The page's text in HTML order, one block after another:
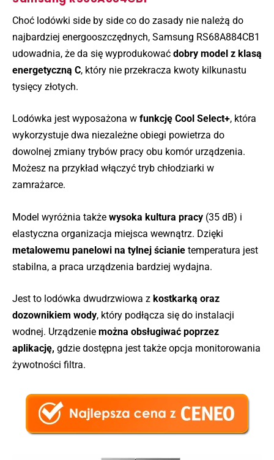
Choć lodówki side by side co do zasady nie należą do
najbardziej energooszczędnych, Samsung RS68A884CB1
udowadnia, że da się wyprodukować dobry model z klasą
energetyczną C, który nie przekracza kwoty kilkunastu
tysięcy złotych.
Lodówka jest wyposażona w funkcję Cool Select+, która
wykorzystuje dwa niezależne obiegi powietrza do
dowolnej zmiany trybów pracy obu komór urządzenia.
Możesz na przykład włączyć tryb chłodziarki w
zamrażarce.
Model wyróżnia także wysoka kultura pracy (35 dB) i
elastyczna organizacja miejsca wewnątrz. Dzięki
metalowemu panelowi na tylnej ścianie temperatura jest
stabilna, a praca urządzenia bardziej wydajna.
Jest to lodówka dwudrzwiowa z kostkarką oraz
dozownikiem wody, który podłącza się do instalacji
wodnej. Urządzenie można obsługiwać poprzez
aplikację, gdzie dostępna jest także opcja monitorowania
żywotności filtra.